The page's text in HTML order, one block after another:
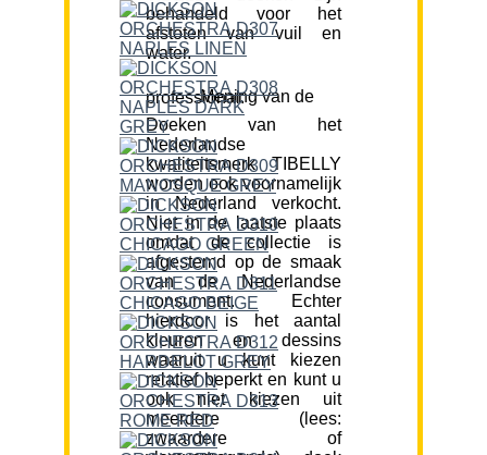
behandeld voor het
afstoten van vuil en
water.
Mening van de professional:
Doeken van het
Nederlandse
kwaliteitsmerk TIBELLY
worden ook voornamelijk
in Nederland verkocht.
Niet in de laatste plaats
omdat de collectie is
afgestemd op de smaak
van de Nederlandse
consument. Echter
hierdoor is het aantal
kleuren en dessins
waaruit u kunt kiezen
relatief beperkt en kunt u
ook niet kiezen uit
meerdere (lees:
zwaardere of